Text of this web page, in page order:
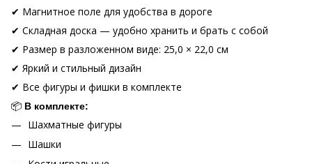
✔ Магнитное поле для удобства в дороге
✔ Складная доска — удобно хранить и брать с собой
✔ Размер в разложенном виде: 25,0 × 22,0 см
✔ Яркий и стильный дизайн
✔ Все фигуры и фишки в комплекте
📦 В комплекте:
Шахматные фигуры
Шашки